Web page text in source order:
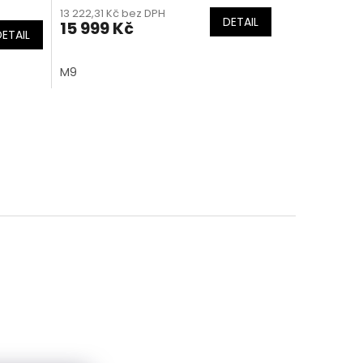
13 222,31 Kč bez DPH
15 999 Kč DETAIL
M9